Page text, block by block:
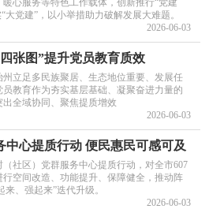
大党建”，以小举措助力破解发展大难题。
2026-06-03
张图”提升党员教育质效
立足多民族聚居、生态地位重要、发展任
教育作为夯实基层基础、凝聚奋进力量的
全域协同、聚焦提质增效
2026-06-03
中心提质行动 便民惠民可感可及
社区）党群服务中心提质行动，对全市607
空间改造、功能提升、保障健全，推动阵
、强起来”迭代升级。
2026-06-03